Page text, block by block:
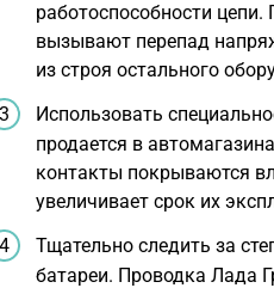
работоспособности
вызывают перепад
из строя остального
Использовать
продается в
контакты покрываются
увеличивает срок их
Тщательно следить за
батареи. Проводка Лада